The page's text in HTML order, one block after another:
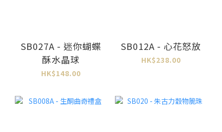
SB027A - 迷你蝴蝶
酥水晶球
HK$148.00
SB012A - 心花怒放
HK$238.00